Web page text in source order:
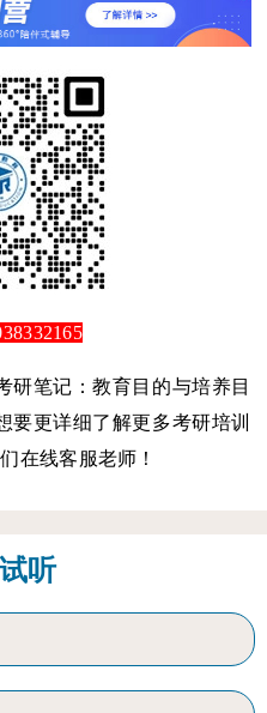
研笔记：教育目的与培养目
要更详细了解更多考研培训
在线客服老师！
听